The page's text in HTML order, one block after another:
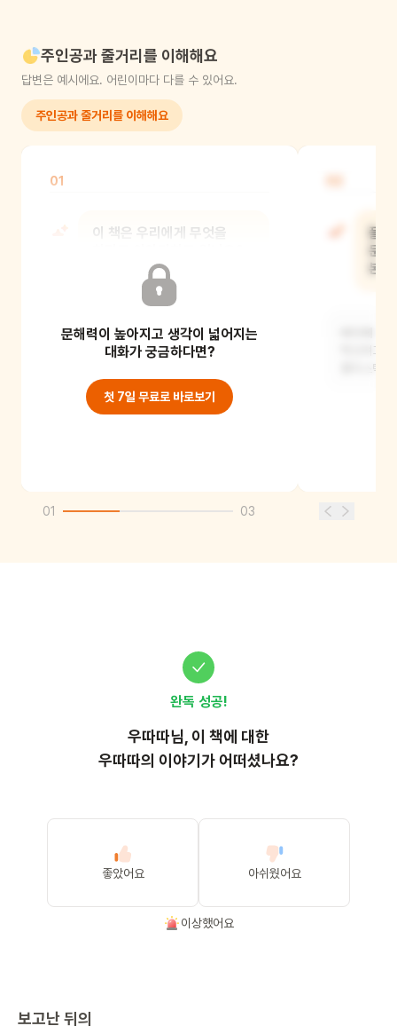
주인공과 줄거리를 이해해요
답변은 예시에요. 어린이마다 다를 수 있어요.
주인공과 줄거리를 이해해요
01
이 책은 우리에게 무엇을
도와주라고 이야기하고 있어요. 우리
생활에서 플라스틱을 줄이는
문해력이 높아지고 생각이 넓어지는
대화가 궁금하다면?
첫 7일 무료로 바로보기
플
문
본
먹으려고
플라스틱
01 03
완독 성공!
우따따님, 이 책에 대한
우따따의 이야기가 어떠셨나요?
좋았어요 아쉬웠어요
이상했어요
보고난 뒤의